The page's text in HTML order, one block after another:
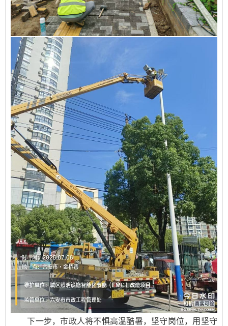
下一步，市政人将不惧高温酷暑，坚守岗位，用坚守